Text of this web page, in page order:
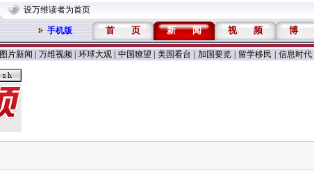
设万维读者为首页
手机版 首 页 新 闻 视 频 博
图片新闻 万维视频 环球大观 中国嘹望 美国看台 加国要览 留学移民 信息时代